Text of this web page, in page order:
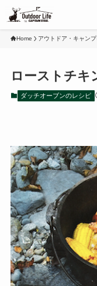
Home アウトドア・キャン
ローストチキ
ダッチオーブンのレシピ